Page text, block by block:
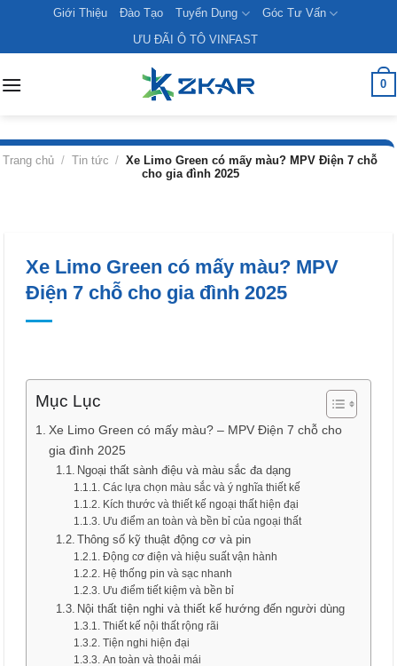
content
Giới Thiệu Đào Tạo Tuyển Dụng
Góc Tư Vấn
ƯU ĐÃI Ô TÔ VINFAST
0
Trang chủ / Tin tức / Xe Limo Green có mấy màu? MPV Điện 7 chỗ
cho gia đình 2025
Xe Limo Green có mấy màu? MPV
Điện 7 chỗ cho gia đình 2025
Mục Lục
Xe Limo Green có mấy màu? – MPV Điện 7 chỗ cho
gia đình 2025
Ngoại thất sành điệu và màu sắc đa dạng
Các lựa chọn màu sắc và ý nghĩa thiết kế
Kích thước và thiết kế ngoại thất hiện đại
Ưu điểm an toàn và bền bỉ của ngoại thất
Thông số kỹ thuật động cơ và pin
Động cơ điện và hiệu suất vận hành
Hệ thống pin và sạc nhanh
Ưu điểm tiết kiệm và bền bỉ
Nội thất tiện nghi và thiết kế hướng đến người dùng
Thiết kế nội thất rộng rãi
Tiện nghi hiện đại
An toàn và thoải mái